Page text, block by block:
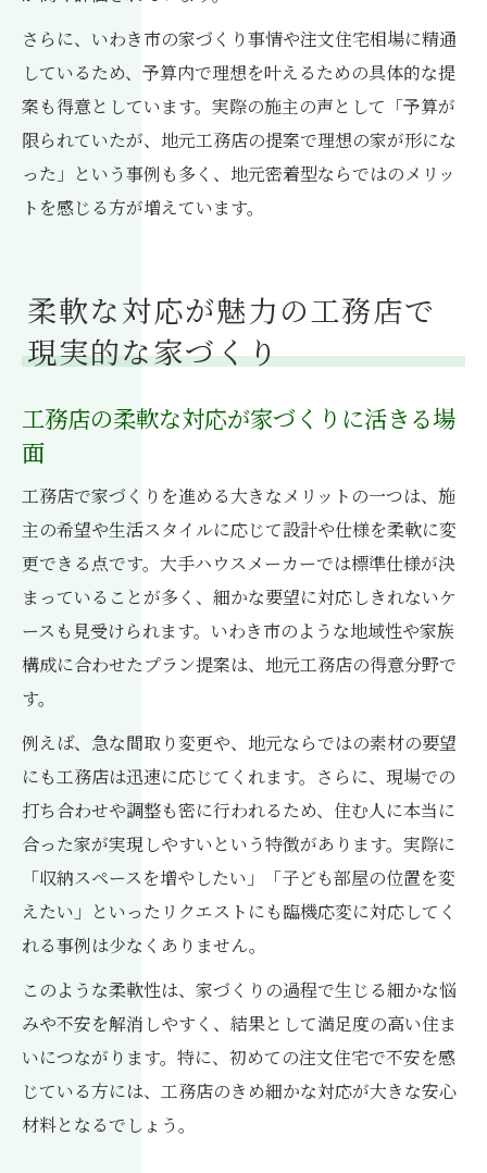
さらに、いわき市の家づくり事情や注文住宅相場に精通
しているため、予算内で理想を叶えるための具体的な提
案も得意としています。実際の施主の声として「予算が
限られていたが、地元工務店の提案で理想の家が形にな
った」という事例も多く、地元密着型ならではのメリッ
トを感じる方が増えています。
柔軟な対応が魅力の工務店で
現実的な家づくり
工務店の柔軟な対応が家づくりに活きる場
面
工務店で家づくりを進める大きなメリットの一つは、施
主の希望や生活スタイルに応じて設計や仕様を柔軟に変
更できる点です。大手ハウスメーカーでは標準仕様が決
まっていることが多く、細かな要望に対応しきれないケ
ースも見受けられます。いわき市のような地域性や家族
構成に合わせたプラン提案は、地元工務店の得意分野で
す。
例えば、急な間取り変更や、地元ならではの素材の要望
にも工務店は迅速に応じてくれます。さらに、現場での
打ち合わせや調整も密に行われるため、住む人に本当に
合った家が実現しやすいという特徴があります。実際に
「収納スペースを増やしたい」「子ども部屋の位置を変
えたい」といったリクエストにも臨機応変に対応してく
れる事例は少なくありません。
このような柔軟性は、家づくりの過程で生じる細かな悩
みや不安を解消しやすく、結果として満足度の高い住ま
いにつながります。特に、初めての注文住宅で不安を感
じている方には、工務店のきめ細かな対応が大きな安心
材料となるでしょう。